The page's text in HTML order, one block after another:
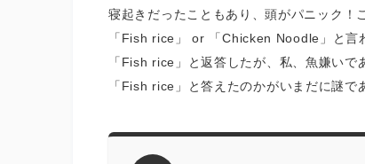
寝起きだったこともあり、頭がパニック！
「Fish rice」 or 「Chicken Noodle」と言
「Fish rice」と返答したが、私、魚嫌い
「Fish rice」と答えたのかがいまだに謎で